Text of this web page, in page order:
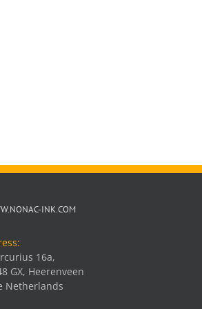
INK.COM
16a,
GX, Heerenveen
Netherlands